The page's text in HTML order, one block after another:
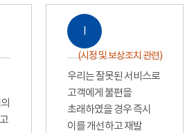
Ⅰ
(시정 및 보상조치 관련)
우리는 잘못된 서비스로
고객에게 불편을
초래하였을 경우 즉시
이를 개선하고 재발